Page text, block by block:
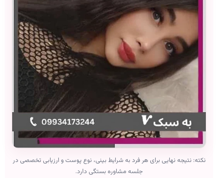
نکته: نتیجه نهایی برای هر فرد به شرایط بینی، نوع پوست و ارزیابی تخصصی در
جلسه مشاوره بستگی دارد.